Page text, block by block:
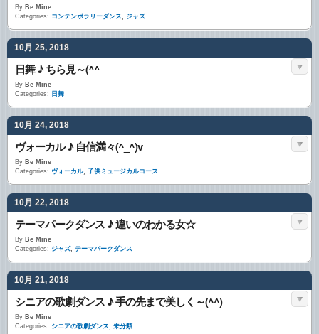
By Be Mine
Categories: コンテンポラリーダンス, ジャズ
10月 25, 2018
日舞 ♪ ちら見～(^^ゞ
By Be Mine
Categories: 日舞
10月 24, 2018
ヴォーカル ♪ 自信満々(^_^)v
By Be Mine
Categories: ヴォーカル, 子供ミュージカルコース
10月 22, 2018
テーマパークダンス ♪ 違いのわかる女☆
By Be Mine
Categories: ジャズ, テーマパークダンス
10月 21, 2018
シニアの歌劇ダンス ♪ 手の先まで美しく～(^^)
By Be Mine
Categories: シニアの歌劇ダンス, 未分類